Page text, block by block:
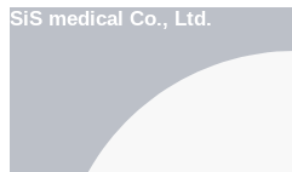
SiS medical Co., Ltd.